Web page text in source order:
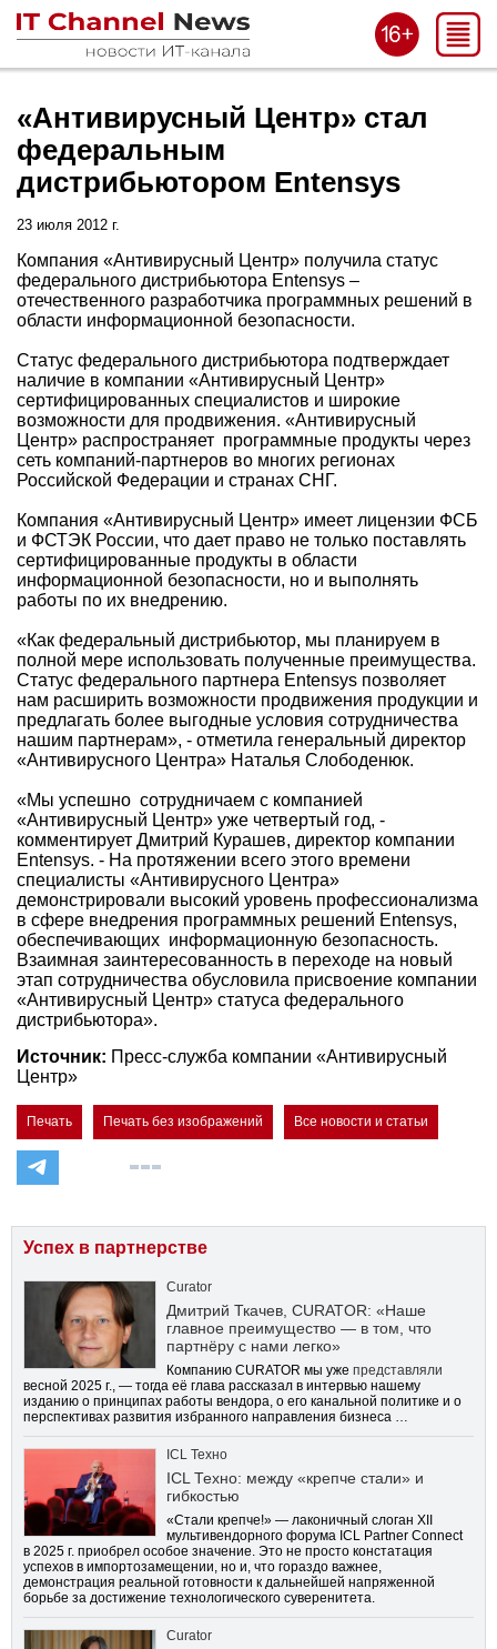
«Антивирусный Центр» стал
федеральным
дистрибьютором Entensys
23 июля 2012 г.
Компания «Антивирусный Центр» получила статус
федерального дистрибьютора Entensys –
отечественного разработчика программных решений в
области информационной безопасности.
Статус федерального дистрибьютора подтверждает
наличие в компании «Антивирусный Центр»
сертифицированных специалистов и широкие
возможности для продвижения. «Антивирусный
Центр» распространяет программные продукты через
сеть компаний-партнеров во многих регионах
Российской Федерации и странах СНГ.
Компания «Антивирусный Центр» имеет лицензии ФСБ
и ФСТЭК России, что дает право не только поставлять
сертифицированные продукты в области
информационной безопасности, но и выполнять
работы по их внедрению.
«Как федеральный дистрибьютор, мы планируем в
полной мере использовать полученные преимущества.
Статус федерального партнера Entensys позволяет
нам расширить возможности продвижения продукции и
предлагать более выгодные условия сотрудничества
нашим партнерам», - отметила генеральный директор
«Антивирусного Центра» Наталья Слободенюк.
«Мы успешно сотрудничаем с компанией
«Антивирусный Центр» уже четвертый год, -
комментирует Дмитрий Курашев, директор компании
Entensys. - На протяжении всего этого времени
специалисты «Антивирусного Центра»
демонстрировали высокий уровень профессионализма
в сфере внедрения программных решений Entensys,
обеспечивающих информационную безопасность.
Взаимная заинтересованность в переходе на новый
этап сотрудничества обусловила присвоение компании
«Антивирусный Центр» статуса федерального
дистрибьютора».
Источник: Пресс-служба компании «Антивирусный
Центр»
Печать Печать без изображений Все новости и статьи
Успех в партнерстве
Curator
Дмитрий Ткачев, CURATOR: «Наше
главное преимущество — в том, что
партнёру с нами легко»
Компанию CURATOR мы уже представляли
весной 2025 г., — тогда её глава рассказал в интервью нашему
изданию о принципах работы вендора, о его канальной политике и о
перспективах развития избранного направления бизнеса …
ICL Техно
ICL Техно: между «крепче стали» и
гибкостью
«Стали крепче!» — лаконичный слоган XII
мультивендорного форума ICL Partner Connect
в 2025 г. приобрел особое значение. Это не просто констатация
успехов в импортозамещении, но и, что гораздо важнее,
демонстрация реальной готовности к дальнейшей напряженной
борьбе за достижение технологического суверенитета.
Curator